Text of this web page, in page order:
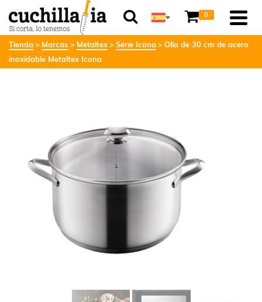
0
Tienda Marcas Metaltex Serie Icona
Olla de 30 cm de acero
inoxidable Metaltex Icona